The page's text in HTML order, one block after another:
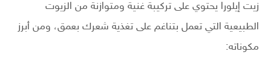
زيت إيلورا يحتوي على تركيبة غنية ومتوازنة من الزيوت
الطبيعية التي تعمل بتناغم على تغذية شعرك بعمق، ومن أبرز
مكوناته: